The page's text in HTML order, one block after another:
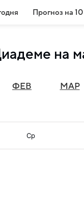
Прогноз на
на
ФЕВ МАР
Ср